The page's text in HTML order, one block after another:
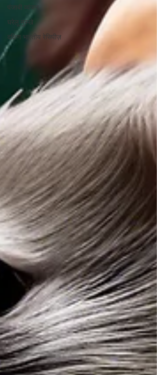
पंजाबी व्यंजन
घरेलू नुस्खे
दक्षिण भारतीय रेसिपीज़